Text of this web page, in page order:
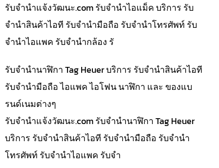
รับจํานําแจ้งวัฒนะ.com รับจำนำไอแม็ค บริการ รับ
จำนำสินค้าไอที รับจำนำมือถือ รับจำนำโทรศัพท์ รับ
จำนำไอแพค รับจำนำกล้อง รั
รับจำนำนาฬิกา Tag Heuer บริการ รับจำนำสินค้าไอที
รับจำนำมือถือ ไอแพค ไอโฟน นาฬิกา และ ของแบ
รนด์เนมต่างๆ
รับจํานําแจ้งวัฒนะ.com รับจำนำนาฬิกา Tag Heuer
บริการ รับจำนำสินค้าไอที รับจำนำมือถือ รับจำนำ
โทรศัพท์ รับจำนำไอแพค รับจำ